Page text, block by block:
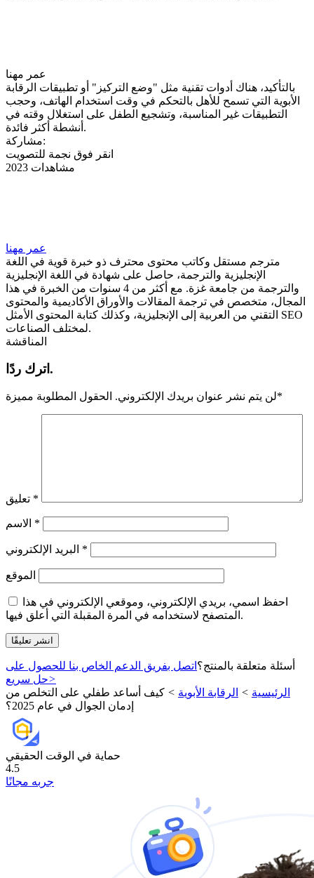
عمر مهنا
بالتأكيد، هناك أدوات تقنية مثل "وضع التركيز" أو تطبيقات الرقابة
الأبوية التي تسمح للأهل بالتحكم في وقت استخدام الهاتف، وحجب
التطبيقات غير المناسبة، وتشجيع الطفل على استغلال وقته في
أنشطة أكثر فائدة.
مشاركة:
انقر فوق نجمة للتصويت
2023 مشاهدات
عمر مهنا
مترجم مستقل وكاتب محتوى محترف ذو خبرة قوية في اللغة
الإنجليزية والترجمة، حاصل على شهادة في اللغة الإنجليزية
والترجمة من جامعة غزة. مع أكثر من 4 سنوات من الخبرة في هذا
المجال، متخصص في ترجمة المقالات والأوراق الأكاديمية والمحتوى
التقني من العربية إلى الإنجليزية، وكذلك كتابة المحتوى الأمثل SEO
لمختلف الصناعات.
المناقشة
اترك ردًا.
لن يتم نشر عنوان بريدك الإلكتروني. الحقول المطلوبة مميزة *
*
*
*
الموقع
احفظ اسمي، بريدي الإلكتروني، وموقعي الإلكتروني في هذا
المتصفح لاستخدامه في المرة المقبلة التي أعلق فيها.
أسئلة متعلقة بالمنتج؟ اتصل بفريق الدعم الخاص بنا للحصول على
حل سريع>
الرئيسية > الرقابة الأبوية > كيف أساعد طفلي على التخلص من
إدمان الجوال في عام 2025؟
حماية في الوقت الحقيقي
4.5
جربه مجانًا